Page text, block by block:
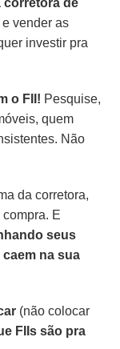
vender as
investir pra
o FII! Pesquise,
quem
Não
da corretora,
E
seus
na sua
(não colocar
FIIs são pra